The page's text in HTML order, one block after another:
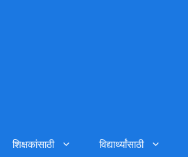
शिक्षकांसाठी विद्यार्थ्यांसाठी